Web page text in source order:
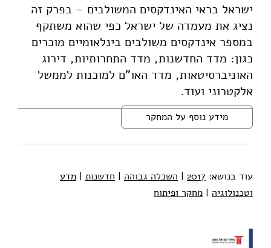
ישראל בראי האינדקסים המשולבים – בפרק זה
נציג את מעמדה של ישראל כפי שהוא משתקף
במספר אינדקסים משולבים בינלאומיים מוכרים
כגון: מדד החדשנות, מדד התחרותיות, דירוג
האוניברסיטאות, מדד האו"ם למוכנות לממשל
אלקטרוני ועוד.
מידע נוסף על המחקר
עוד בנושא: 2017
| השכלה גבוהה | חדשנות | מדע
וטכנולוגיה | מחקר ופיתוח